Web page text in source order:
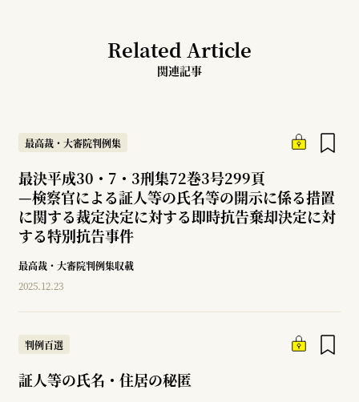
Related Article
関連記事
最高裁・大審院判例集
最決平成30・7・3刑集72巻3号299頁
—検察官による証人等の氏名等の開示に係る措置
に関する裁定決定に対する即時抗告棄却決定に対
する特別抗告事件
最高裁・大審院判例集収載
2025.12.23
判例百選
証人等の氏名・住居の秘匿